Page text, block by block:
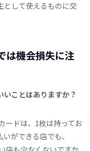
として使えるものに交
は機会損失に注
いことはありますか？
ードは、1枚は持ってお
ができる店でも、